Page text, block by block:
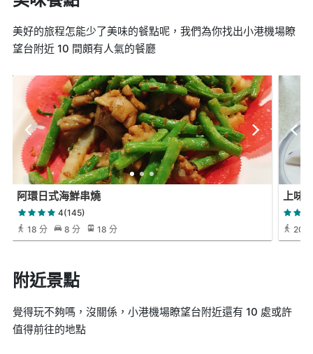
美好的旅程怎能少了美味的餐點呢，我們為你找出小港機場瞭
望台附近 10 間頗有人氣的餐廳
阿環日式海鮮串燒
4(145)
18 分
8 分 18 分
上味
20
附近景點
覺得玩不夠嗎，沒關係，小港機場瞭望台附近還有 10 處或許
值得前往的地點